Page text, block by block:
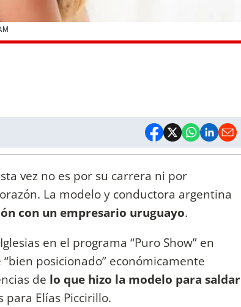
vez no es por su carrera ni por
La modelo y conductora argentina
con un empresario uruguayo.
en el programa “Puro Show” en
posicionado” económicamente
de lo que hizo la modelo para saldar
para Elías Piccirillo.